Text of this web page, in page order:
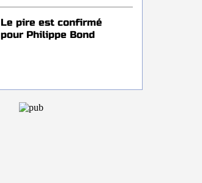
Le pire est confirmé
pour Philippe Bond